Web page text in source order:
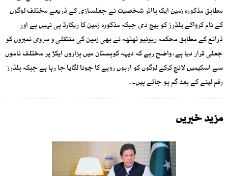
مطابق مذکورہ زمین ایک بااثر شخصیت نے جعلسازی کے ذریعے مختلف لوگوں
کے نام کرواکے بلڈرز کو بیچ دی جبکہ مذکورہ زمین کا ریکارڈ ہی نہیں ہے اور
ذرائع کے مطابق محکمہ ریونیو ٹھٹھہ نے بھی زمین کی منتقلی و سروی نمبروں کو
جعلی قرار دیا ہے، واضح رہے کہ دیہہ کوہستان میں ہزاروں ایکڑ پر مختلف ناموں
سے اسکیمیں لانچ کرکے لوگوں کو اربوں روپے کا چونا لگایا جا رہا ہے جبکہ بلڈرز
رقم لینے کے بعد گم ہو جاتے ہیں۔.
مزید خبریں